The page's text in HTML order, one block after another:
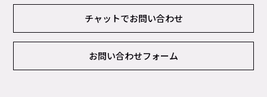
チャットでお問い合わせ
お問い合わせフォーム